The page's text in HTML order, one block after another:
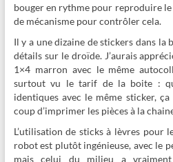
bouger en rythme pour reproduire le
de mécanisme pour contrôler cela.
Il y a une dizaine de stickers dans
détails sur le droïde. J’aurais
1×4 marron avec le même
surtout vu le tarif de la boite :
identiques avec le même sticker,
coup d’imprimer les pièces à la
L’utilisation de sticks à lèvres pour
robot est plutôt ingénieuse, avec le
mais celui du milieu a